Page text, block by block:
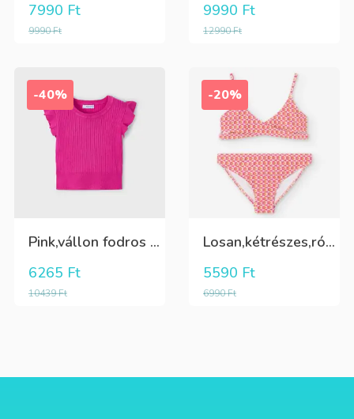
9990Ft
7990 Ft
12990Ft
9990 Ft
-40%
Pink,vállon fodros csini lány kötött póló
10439Ft
6265 Ft
-20%
Losan,kétrészes,rózsaszín,sárga,krém színű fürdőruha
6990Ft
5590 Ft